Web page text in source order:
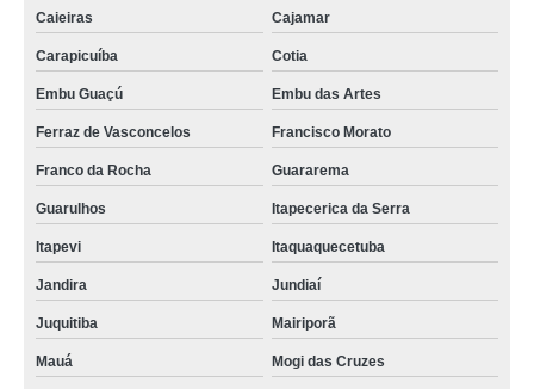
Caieiras Cajamar
Carapicuíba Cotia
Embu Guaçú Embu das Artes
Ferraz de Vasconcelos Francisco Morato
Franco da Rocha Guararema
Guarulhos Itapecerica da Serra
Itapevi Itaquaquecetuba
Jandira Jundiaí
Juquitiba Mairiporã
Mauá Mogi das Cruzes